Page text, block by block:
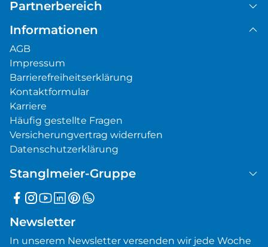
Partnerbereich
Informationen
AGB
Impressum
Barrierefreiheitserklärung
Kontaktformular
Karriere
Häufig gestellte Fragen
Versicherungvertrag widerrufen
Datenschutzerklärung
Stanglmeier-Gruppe
Newsletter
In unserem Newsletter versenden wir jede Woche